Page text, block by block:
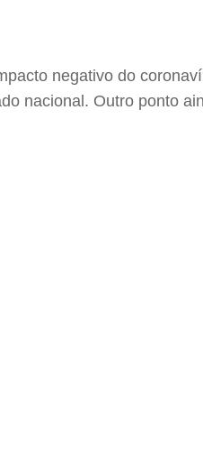
negativo do
nacional. Outro ponto